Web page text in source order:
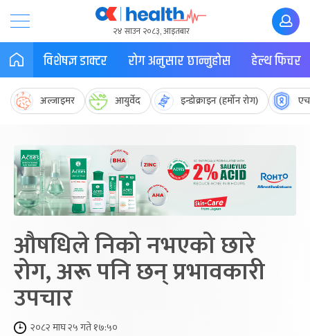
२४ साउन २०८३, आइतबार
विशेषज्ञ डाक्टर रोग अनुसार छान्नुहोस हेल्थ फिचर
अल्जाइमर आयुर्वेद इन्डोक्राइन (हर्मोन रोग)
औषधिले निको नभएको छारे
रोग, अरू पनि छन् प्रभावकारी
उपचार
२०८२ माघ २५ गते १७:५०